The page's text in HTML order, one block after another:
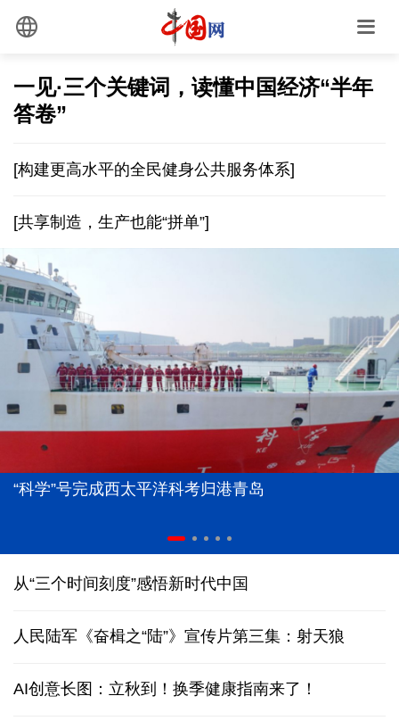
一见·三个关键词，读懂中国经济“半年
答卷”
[构建更高水平的全民健身公共服务体系]
[共享制造，生产也能“拼单”]
“科学”号完成西太平洋科考归港青岛
从“三个时间刻度”感悟新时代中国
人民陆军《奋楫之“陆”》宣传片第三集：射天狼
AI创意长图：立秋到！换季健康指南来了！